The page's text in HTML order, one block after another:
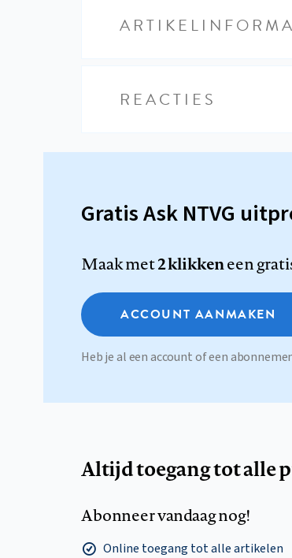
REACTIES
Gratis Ask NTVG
Maak met2 klikkeneen
ACCOUNT AANMAKEN
Heb je al een account of een
Altijd toegang tot alle
Abonneer vandaag nog!
Online toegang tot alle artikelen